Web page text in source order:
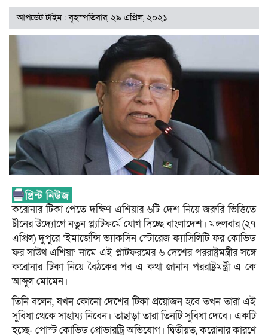
আপডেট টাইম : বৃহস্পতিবার, ২৯ এপ্রিল, ২০২১
করোনার টিকা পেতে দক্ষিণ এশিয়ার ৬টি দেশ নিয়ে জরুরি ভিত্তিতে
চীনের উদ্যোগে নতুন প্ল্যাটফর্মে যোগ দিচ্ছে বাংলাদেশ। মঙ্গলবার (২৭
এপ্রিল) দুপুরে ‘ইমার্জেন্সি ভ্যাকসিন স্টোরেজ ফ্যাসিলিটি ফর কোভিড
ফর সাউথ এশিয়া’ নামে এই প্লাটফরমের ৬ দেশের পররাষ্ট্রমন্ত্রীর সঙ্গে
করোনার টিকা নিয়ে বৈঠকের পর এ কথা জানান পররাষ্ট্রমন্ত্রী এ কে
আব্দুল মোমেন।
তিনি বলেন, যখন কোনো দেশের টিকা প্রয়োজন হবে তখন তারা এই
সুবিধা থেকে সাহায্য নিবেন। তাছাড়া তারা তিনটি সুবিধা দেবে। একটি
হচ্ছে- পোস্ট কোভিড প্রোভারট্রি অভিযোগ। দ্বিতীয়ত, করোনার কারণে